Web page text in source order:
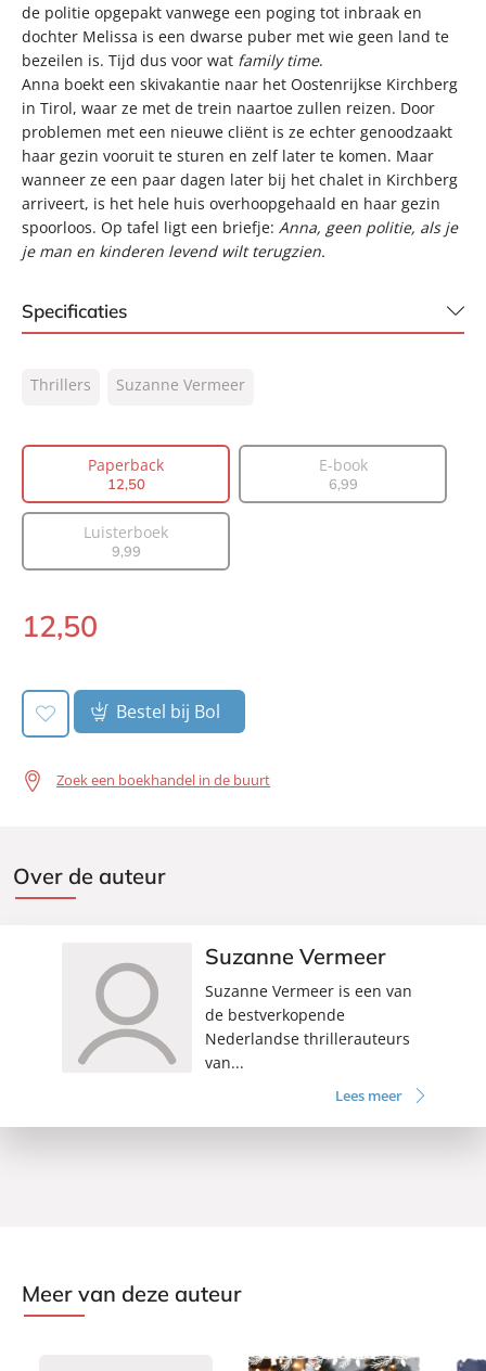
de politie opgepakt vanwege een poging tot inbraak en
dochter Melissa is een dwarse puber met wie geen land te
bezeilen is. Tijd dus voor wat family time.
Anna boekt een skivakantie naar het Oostenrijkse Kirchberg
in Tirol, waar ze met de trein naartoe zullen reizen. Door
problemen met een nieuwe cliënt is ze echter genoodzaakt
haar gezin vooruit te sturen en zelf later te komen. Maar
wanneer ze een paar dagen later bij het chalet in Kirchberg
arriveert, is het hele huis overhoopgehaald en haar gezin
spoorloos. Op tafel ligt een briefje: Anna, geen politie, als je
je man en kinderen levend wilt terugzien.
Specificaties
NUR:
332
Auteur(s):
Suzanne Vermeer
Aantal pagina's:
304
Thrillers Suzanne Vermeer
Paperback
12,50
E-book
6,99
Luisterboek
9,99
Paperback:
12,50
Bestel bij Bol
Zoek een boekhandel in de buurt
Over de auteur
Suzanne Vermeer
Suzanne Vermeer is een van
de bestverkopende
Nederlandse thrillerauteurs
van...
Lees meer
Meer van deze auteur